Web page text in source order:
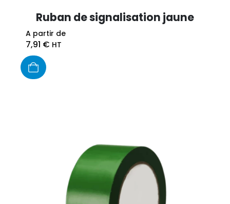
Ruban de signalisation jaune
A partir de
7,91 € HT